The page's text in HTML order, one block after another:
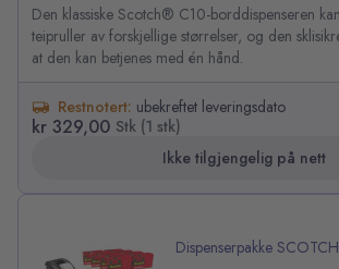
Den klassiske Scotch® C10-borddispenseren
teipruller av forskjellige størrelser, og den
at den kan betjenes med én hånd.
Ikke tilgjengelig på nett
kr 329,00 Stk (1 stk)
Restnotert: ubekreftet leveringsdato
Dispenserpakke